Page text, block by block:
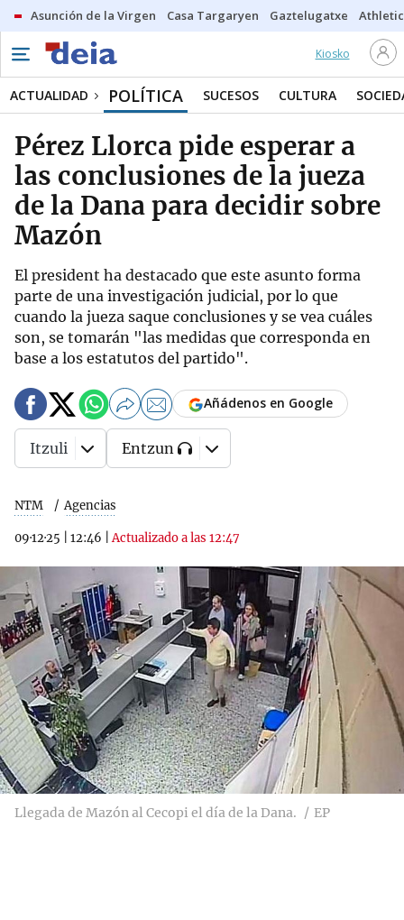
Asunción de la Virgen Casa Targaryen Gaztelugatxe Athletic
Kiosko
ACTUALIDAD POLÍTICA SUCESOS CULTURA
Pérez Llorca pide esperar a
las conclusiones de la jueza
de la Dana para decidir sobre
Mazón
El president ha destacado que este asunto forma
parte de una investigación judicial, por lo que
cuando la jueza saque conclusiones y se vea cuáles
son, se tomarán "las medidas que corresponda en
base a los estatutos del partido".
NTM Agencias
09·12·25 12:46 |Actualizado a las 12:47
Añádenos en Google
Itzuli Entzun
Llegada de Mazón al Cecopi el día de la Dana. EP